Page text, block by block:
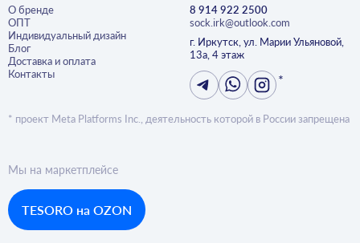
О бренде
ОПТ
Индивидуальный дизайн
Блог
Доставка и оплата
Контакты
8 914 922 2500
sock.irk@outlook.com
г. Иркутск, ул. Марии Ульяновой,
13а, 4 этаж
*
* проект Meta Platforms Inc., деятельность которой в России запрещена
Мы на маркетплейсе
TESORO на OZON